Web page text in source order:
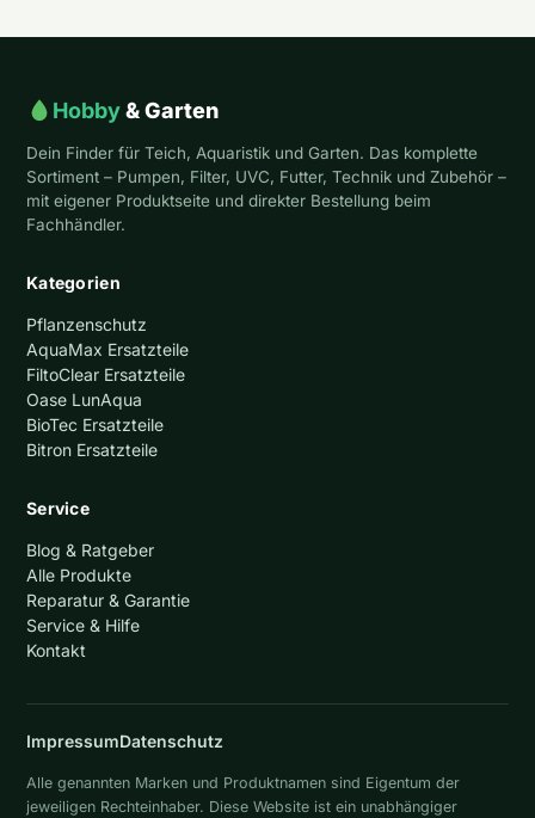
Hobby& Garten
Dein Finder für Teich, Aquaristik und Garten. Das komplette
Sortiment – Pumpen, Filter, UVC, Futter, Technik und Zubehör –
mit eigener Produktseite und direkter Bestellung beim
Fachhändler.
Kategorien
Pflanzenschutz
AquaMax Ersatzteile
FiltoClear Ersatzteile
Oase LunAqua
BioTec Ersatzteile
Bitron Ersatzteile
Service
Blog & Ratgeber
Alle Produkte
Reparatur & Garantie
Service & Hilfe
Kontakt
ImpressumDatenschutz
Alle genannten Marken und Produktnamen sind Eigentum der
jeweiligen Rechteinhaber. Diese Website ist ein unabhängiger